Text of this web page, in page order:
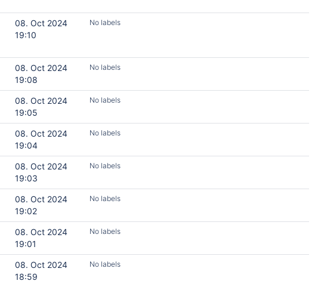
08. Oct 2024
19:10
No labels
08. Oct 2024
19:08
No labels
08. Oct 2024
19:05
No labels
08. Oct 2024
19:04
No labels
08. Oct 2024
19:03
No labels
08. Oct 2024
19:02
No labels
08. Oct 2024
19:01
No labels
08. Oct 2024
18:59
No labels